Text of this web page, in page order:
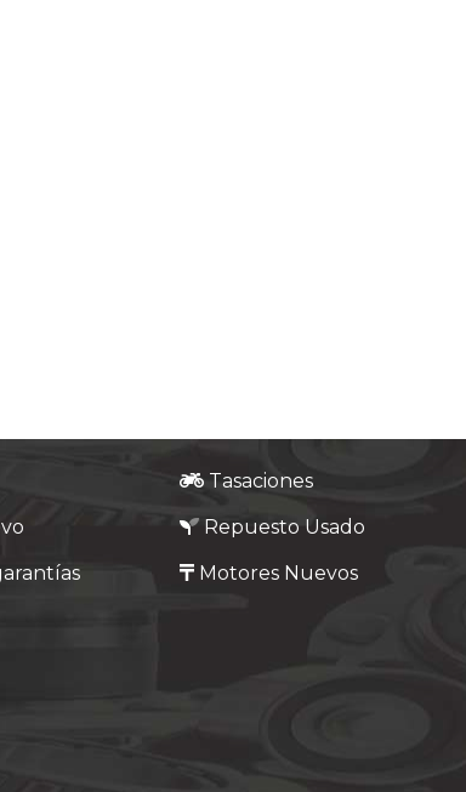
Tasaciones
Repuesto Usado
Motores Nuevos